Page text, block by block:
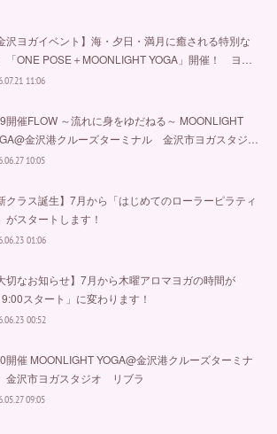
沢ヨガイベント】海・夕日・満月に癒される特別な
「ONE POSE＋MOONLIGHT YOGA」開催！ ヨ…
11:06
開催FLOW ～流れに身をゆだねる～ MOONLIGHT
金沢港クルーズターミナル 金沢市ヨガスタジ…
10:05
クラス誕生】7月から「はじめてのローラーピラティ
がスタートします！
01:06
切なお知らせ】7月から木曜アロマヨガの時間が
スタート」に変わります！
00:52
開催 MOONLIGHT YOGA@金沢港クルーズターミナ
沢市ヨガスタジオ リブラ
09:05